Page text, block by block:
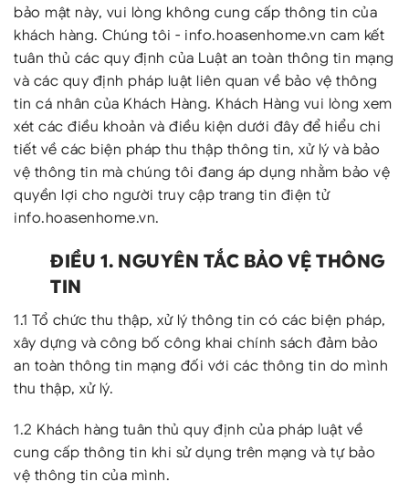
bảo mật này, vui lòng không cung cấp thông tin của
khách hàng. Chúng tôi - info.hoasenhome.vn cam kết
tuân thủ các quy định của Luật an toàn thông tin mạng
và các quy định pháp luật liên quan về bảo vệ thông
tin cá nhân của Khách Hàng. Khách Hàng vui lòng xem
xét các điều khoản và điều kiện dưới đây để hiểu chi
tiết về các biện pháp thu thập thông tin, xử lý và bảo
vệ thông tin mà chúng tôi đang áp dụng nhằm bảo vệ
quyền lợi cho người truy cập trang tin điện tử
info.hoasenhome.vn.
ĐIỀU 1. NGUYÊN TẮC BẢO VỆ THÔNG
TIN
1.1 Tổ chức thu thập, xử lý thông tin có các biện pháp,
xây dựng và công bố công khai chính sách đảm bảo
an toàn thông tin mạng đối với các thông tin do mình
thu thập, xử lý.
1.2 Khách hàng tuân thủ quy định của pháp luật về
cung cấp thông tin khi sử dụng trên mạng và tự bảo
vệ thông tin của mình.